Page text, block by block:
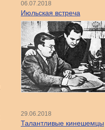
06.07.2018
Июльская встреча
29.06.2018
Талантливые кинешемцы